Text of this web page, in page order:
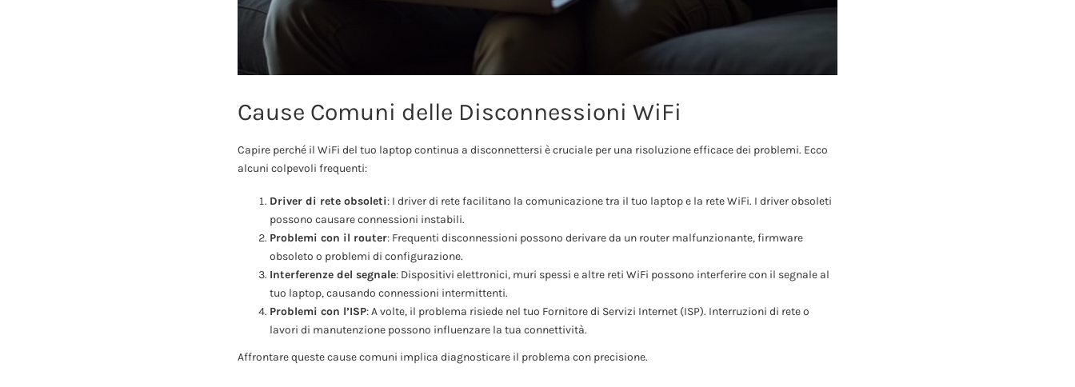
Cause Comuni delle Disconnessioni WiFi
Capire perché il WiFi del tuo laptop continua a disconnettersi è cruciale per una risoluzione efficace dei problemi. Ecco
alcuni colpevoli frequenti:
Driver di rete obsoleti: I driver di rete facilitano la comunicazione tra il tuo laptop e la rete WiFi. I driver obsoleti
possono causare connessioni instabili.
Problemi con il router: Frequenti disconnessioni possono derivare da un router malfunzionante, firmware
obsoleto o problemi di configurazione.
Interferenze del segnale: Dispositivi elettronici, muri spessi e altre reti WiFi possono interferire con il segnale al
tuo laptop, causando connessioni intermittenti.
Problemi con l’ISP: A volte, il problema risiede nel tuo Fornitore di Servizi Internet (ISP). Interruzioni di rete o
lavori di manutenzione possono influenzare la tua connettività.
Affrontare queste cause comuni implica diagnosticare il problema con precisione.